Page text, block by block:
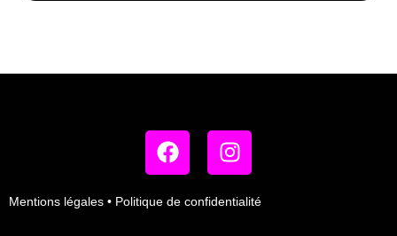
Mentions légales • Politique de confidentialité